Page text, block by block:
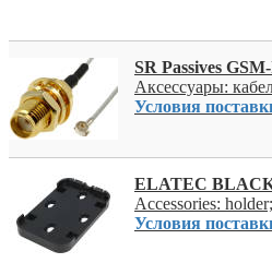
SR Passives
Аксессуары:
Условия
ELATEC
Accessories:
Условия